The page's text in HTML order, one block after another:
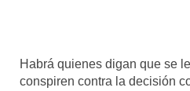
Habrá quienes digan que se
conspiren contra la decisión